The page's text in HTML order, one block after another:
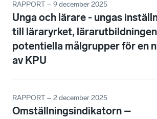
RAPPORT – 9 december 2025
Unga och lärare - ungas
till läraryrket,
potentiella målgrupper för en
av KPU
RAPPORT – 2 december 2025
Omställningsindikatorn –